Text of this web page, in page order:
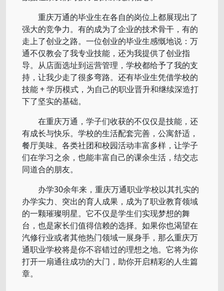
重庆万通的毕业生在各自的岗位上都展现出了
强大的竞争力。有的成为了企业的技术骨干，有的
走上了创业之路。一位创业的毕业生感慨地说：万
通不仅教会了我专业技能，还为我提供了创业指
导。从店面选址到运营管理，学校都给予了我的支
持，让我少走了很多弯路。还有毕业生凭借学校的
技能 + 学历模式，为自己的职业晋升和继续深造打
下了坚实的基础。
在重庆万通，学子们收获的不仅仅是技能，还
有成长与快乐。学校的生活配套完善，公寓舒适，
餐厅美味。各类社团和校园活动丰富多样，让学子
们在学习之余，也能丰富自己的课余生活，结交志
同道合的朋友。
办学30余年来，重庆万通职业学校以其扎实的
办学实力、突出的育人成果，成为了职业教育领域
的一颗璀璨明星。它不仅是学生们实现梦想的舞
台，也是家长们值得信赖的选择。如果你也渴望在
汽修行业或者其他热门领域一展身手，那么重庆万
通职业学校将是你不容错过的理想之地。它将为你
打开一扇通往成功的大门，助你开启精彩的人生篇
章。